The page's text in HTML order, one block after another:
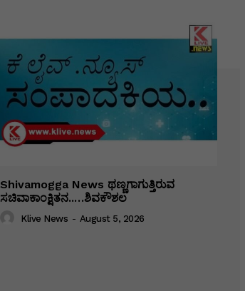
Shivamogga News ಥಣ್ಣಗಾಗುತ್ತಿರುವ
ಸಚಿವಾಕಾಂಕ್ಷಿತನ..…ಶಿವಕೌಶಲ
Klive News - August 5, 2026